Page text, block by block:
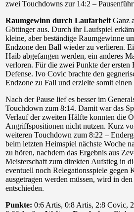
zwei Touchdowns zur 14:2 –
Raumgewinn durch Laufarbeit Ganz
Göttinger aus. Durch ihr Laufspiel
kleine, aber beständige Raumgewinne
Endzone den Ball wieder zu verlieren.
Haib abgefangen werden, ein anderes
verloren. Für die zwei Punkte der ersten
Defense. Ivo Covic brachte den
Endzone zu Fall und erzielte somit einen
Nach der Pause lief es besser im
Touchdown zum 8:14. Damit war das
Verlauf der zweiten Hälfte konnten die
Angriffspositionen nicht nutzen. Kurz
weiteren Touchdown zum 8:22 –
beim letzten Heimspiel nächste Woche
zu hören, nachdem das Ergebnis aus
Meisterschaft zum direkten Aufstieg in
eventuell noch Relegationsspiele gegen
ausgetragen werden müssen, wird in
entschieden.
Punkte: 0:6 Artis, 0:8 Artis, 2:8 Covic,